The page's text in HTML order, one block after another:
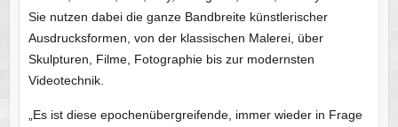
Sie nutzen dabei die ganze Bandbreite künstlerischer
Ausdrucksformen, von der klassischen Malerei, über
Skulpturen, Filme, Fotographie bis zur modernsten
Videotechnik.
„Es ist diese epochenübergreifende, immer wieder in Frage